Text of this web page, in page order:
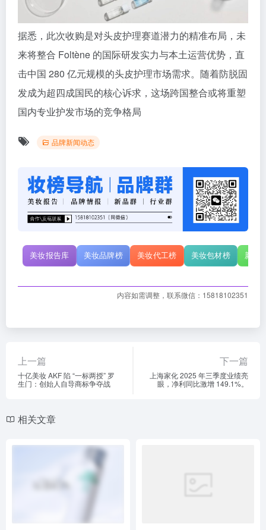
据悉，此次收购是对头皮护理赛道潜力的精准布局，未
来将整合 Foltène 的国际研发实力与本土运营优势，直
击中国 280 亿元规模的头皮护理市场需求。随着防脱固
发成为超四成国民的核心诉求，这场跨国整合或将重塑
国内专业护发市场的竞争格局
品牌新闻动态
美妆报告库 美妆品牌榜 美妆代工榜 美妆包材榜 新原
内容如需调整，联系微信：15818102351
上一篇
十亿美妆 AKF 陷 “一标两授” 罗
生门：创始人自导商标争夺战
下一篇
上海家化 2025 年三季度业绩亮
眼，净利同比激增 149.1%。
相关文章